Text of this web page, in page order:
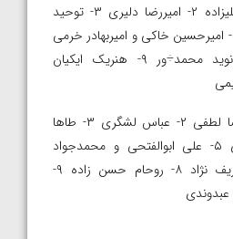
۹۲ کیلوگرم: ۱- عرفان علیزاده ۲- امیررضا دلیری ۳- توحید
نوری و ابوالفضل ملکی ۵- امیرحسین خاکی و امیربهادر خرمی
۷- اشکان بهادرفر ۸- نوید محمد÷ور ۹- هنریک ایکیان
۱۱۰ کیلوگرم: ۱- محمدرضا لطفی ۲- عباس لشگری ۳- طاها
فدایی و ماهان احمدی ۵- علی ابوالفتحی و محمدجواد
مظفری ۷- غلامرضا شریف نژاد ۸- روحام حسن زاده ۹-